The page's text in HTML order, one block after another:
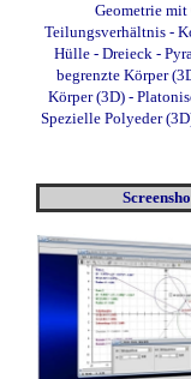
Geometrie
Teilungsverhältnis -
Hülle- Dreieck -
begrenzte Körper
Körper (3D) -
Spezielle Polyeder